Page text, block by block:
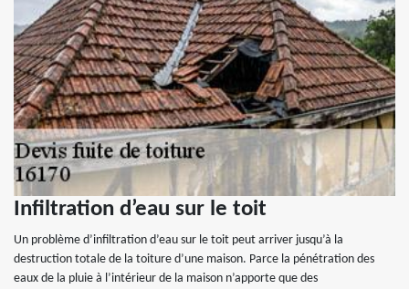
Infiltration d’eau sur le toit
Un problème d’infiltration d’eau sur le toit peut arriver jusqu’à la
destruction totale de la toiture d’une maison. Parce la pénétration des
eaux de la pluie à l’intérieur de la maison n’apporte que des